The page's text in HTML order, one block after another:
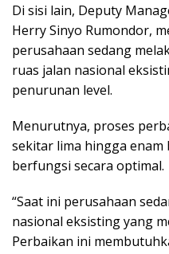
Di sisi lain, Deputy
Herry Sinyo Rumondor,
perusahaan sedang
ruas jalan nasional
penurunan level.
Menurutnya, proses
sekitar lima hingga
berfungsi secara optimal.
“Saat ini perusahaan
nasional eksisting yang
Perbaikan ini